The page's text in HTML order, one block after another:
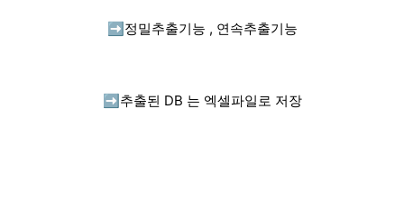
➡️ 정밀추출기능 , 연속추출기능
➡️ 추출된 DB 는 엑셀파일로 저장